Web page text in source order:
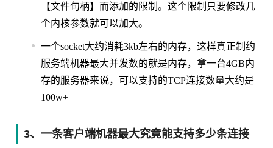
【文件句柄】而添加的限制。这个限制只要修改几
个内核参数就可以加大。
一个socket大约消耗3kb左右的内存，这样真正制约
服务端机器最大并发数的就是内存，拿一台4GB内
存的服务器来说，可以支持的TCP连接数量大约是
100w+
3、一条客户端机器最大究竟能支持多少条连接